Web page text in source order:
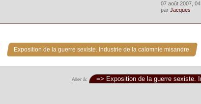
07 août 2007,
parJacques
Exposition de la guerre sexiste. Industrie de la calomnie misandre.
Aller à: